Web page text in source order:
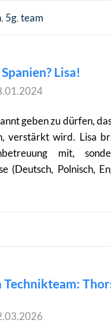
5g team
Lisa!
geben zu dürfen,
verstärkt wird. Lisa
mit,
(Deutsch, Polnisch,
Technikteam: